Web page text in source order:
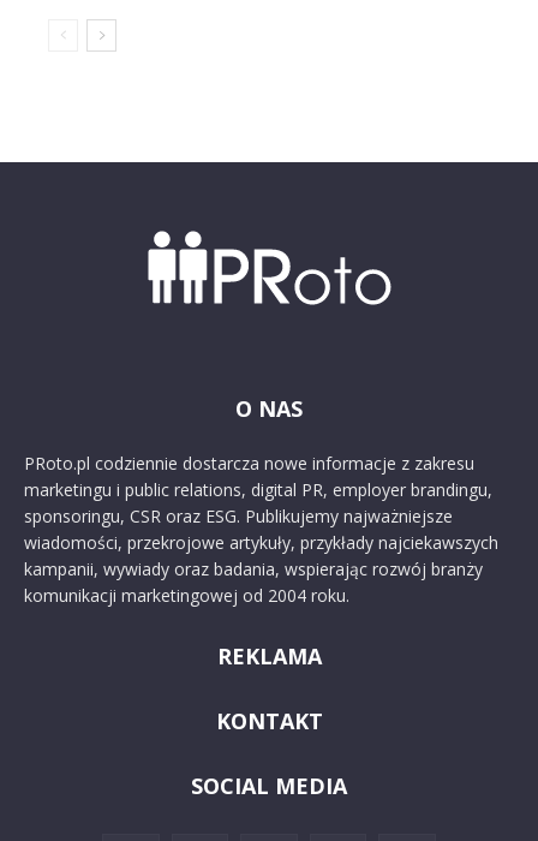
O NAS
PRoto.pl codziennie dostarcza nowe informacje z zakresu
marketingu i public relations, digital PR, employer brandingu,
sponsoringu, CSR oraz ESG. Publikujemy najważniejsze
wiadomości, przekrojowe artykuły, przykłady najciekawszych
kampanii, wywiady oraz badania, wspierając rozwój branży
komunikacji marketingowej od 2004 roku.
REKLAMA
KONTAKT
SOCIAL MEDIA